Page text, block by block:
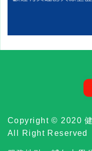
Copyright © 2020 健
All Right Reserved